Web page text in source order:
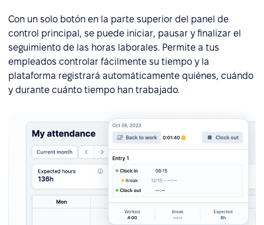
Con un solo botón en la parte superior del panel de
control principal, se puede iniciar, pausar y finalizar el
seguimiento de las horas laborales. Permite a tus
empleados controlar fácilmente su tiempo y la
plataforma registrará automáticamente quiénes, cuándo
y durante cuánto tiempo han trabajado.